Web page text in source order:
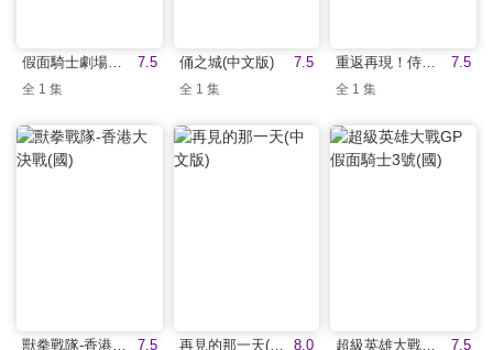
7.5
全 1 集
7.5
俑之城(中文版)
全 1 集
7.5
全 1 集
7.5
獸拳戰隊-香港大決戰(國) 8.0
再見的那一天(中文版) 7.5
超級英雄大戰GP 假面騎士3號(國)